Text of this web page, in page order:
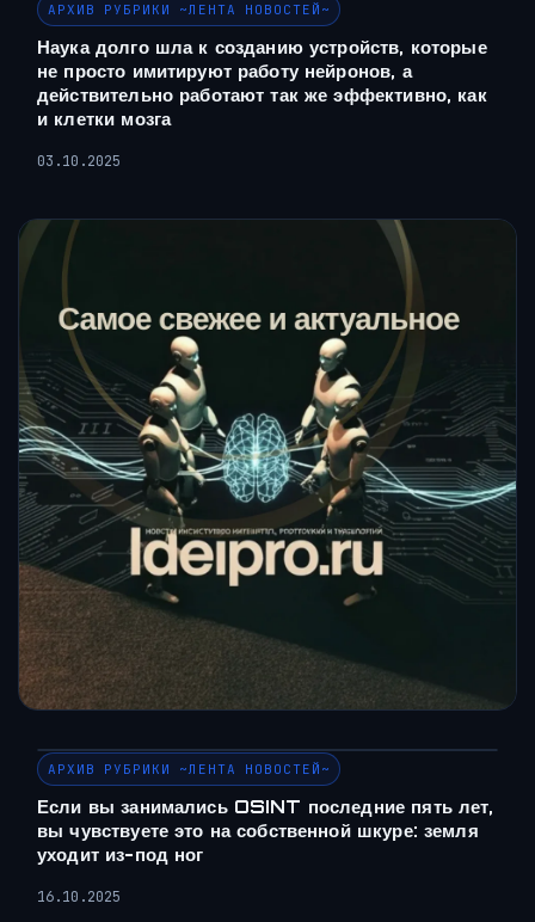
АРХИВ РУБРИКИ ~ЛЕНТА НОВОСТЕЙ~
Наука долго шла к созданию устройств, которые
не просто имитируют работу нейронов, а
действительно работают так же эффективно, как
и клетки мозга
03.10.2025
АРХИВ РУБРИКИ ~ЛЕНТА НОВОСТЕЙ~
Если вы занимались OSINT последние пять лет,
вы чувствуете это на собственной шкуре: земля
уходит из-под ног
16.10.2025